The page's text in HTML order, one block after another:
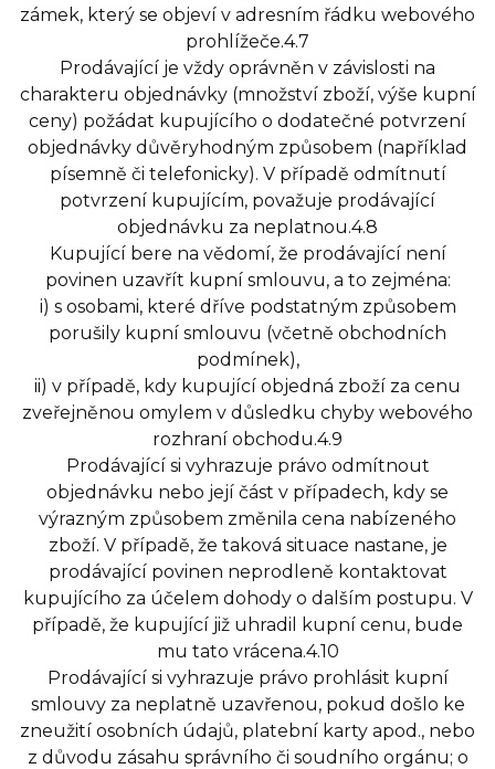
zámek, který se objeví v adresním řádku webového
prohlížeče.4.7
Prodávající je vždy oprávněn v závislosti na
charakteru objednávky (množství zboží, výše kupní
ceny) požádat kupujícího o dodatečné potvrzení
objednávky důvěryhodným způsobem (například
písemně či telefonicky). V případě odmítnutí
potvrzení kupujícím, považuje prodávající
objednávku za neplatnou.4.8
Kupující bere na vědomí, že prodávající není
povinen uzavřít kupní smlouvu, a to zejména:
i) s osobami, které dříve podstatným způsobem
porušily kupní smlouvu (včetně obchodních
podmínek),
ii) v případě, kdy kupující objedná zboží za cenu
zveřejněnou omylem v důsledku chyby webového
rozhraní obchodu.4.9
Prodávající si vyhrazuje právo odmítnout
objednávku nebo její část v případech, kdy se
výrazným způsobem změnila cena nabízeného
zboží. V případě, že taková situace nastane, je
prodávající povinen neprodleně kontaktovat
kupujícího za účelem dohody o dalším postupu. V
případě, že kupující již uhradil kupní cenu, bude
mu tato vrácena.4.10
Prodávající si vyhrazuje právo prohlásit kupní
smlouvy za neplatně uzavřenou, pokud došlo ke
zneužití osobních údajů, platební karty apod., nebo
z důvodu zásahu správního či soudního orgánu; o